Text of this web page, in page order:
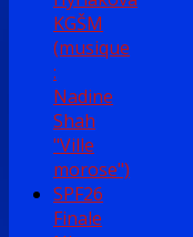
KGŠM
(musique
:
Nadine
Shah
"Ville
morose")
SPF26
Finale